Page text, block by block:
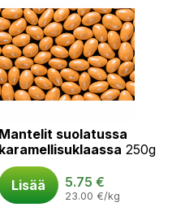
Mantelit suolatussa
karamellisuklaassa 250g
Lisää 5.75 €
23.00 €/kg